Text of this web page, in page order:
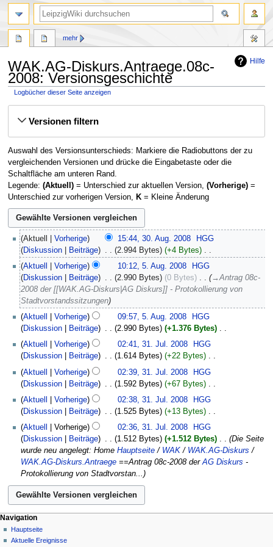
Hilfe
WAK.AG-Diskurs.Antraege.08c-
2008: Versionsgeschichte
Logbücher dieser Seite anzeigen
Navigation
SucheVersionen filtern
Auswahl des Versionsunterschieds: Markiere die Radiobuttons der zu
vergleichenden Versionen und drücke die Eingabetaste oder die
Schaltfläche am unteren Rand.
Legende: (Aktuell)= Unterschied zur aktuellen Version, (Vorherige)=
Unterschied zur vorherigen Version, K= Kleine Änderung
August
2008
Aktuell Vorherige 15:44, 30. Aug. 2008
HGG
Diskussion
Beiträge 2.994 Bytes +4 Bytes ‎
K
e
n
e
B
e
a
r
e
i
t
u
n
g
z
u
a
m
m
e
n
August
2008
Aktuell Vorherige 10:12, 5. Aug. 2008
HGG
Diskussion
Beiträge 2.990 Bytes 0 Bytes ‎
→‎Antrag 08c-
2008 der [[WAK.AG-Diskurs|AG Diskurs]] - Protokollierung von
Stadtvorstandssitzungen
Aktuell
Vorherige 09:57, 5. Aug. 2008
HGG
Diskussion
Beiträge 2.990 Bytes +1.376 Bytes ‎
K
e
n
e
B
e
r
b
e
t
u
g
31.
Juli
Aktuell Vorherige 02:41, 31. Jul. 2008
HGG
Diskussion
Beiträge 1.614 Bytes +22 Bytes ‎
K
e
n
e
B
e
a
r
b
i
t
u
n
g
Aktuell Vorherige 02:39, 31. Jul. 2008
HGG
Diskussion
Beiträge 1.592 Bytes +67 Bytes ‎
K
e
n
e
B
e
a
r
b
i
t
Aktuell Vorherige 02:38, 31. Jul. 2008
HGG
Diskussion
Beiträge 1.525 Bytes +13 Bytes ‎
K
e
n
e
e
a
r
b
e
Aktuell Vorherige 02:36, 31. Jul. 2008
HGG
Diskussion
Beiträge 1.512 Bytes +1.512 Bytes ‎
Die Seite
wurde neu angelegt: Home Hauptseite / WAK / WAK.AG-Diskurs /
WAK.AG-Diskurs.Antraege ==Antrag 08c-2008 derAG Diskurs -
Protokollierung von Stadtvorstan...
mehr
Navigation
Hauptseite
Aktuelle Ereignisse